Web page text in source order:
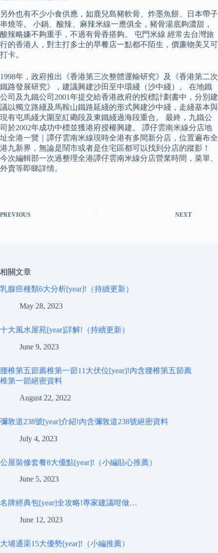
另外也有不少小食供應，如鹿兒島豬軟骨、炸墨魚餅、日本帶子
串燒等。 小鍋、酸辣、麻辣米線一應俱全，豬骨湯底夠濃甜，
酸辣略嫌不夠重手，不過有骨香搭夠。 屯門米線 經常去台灣旅
行的香港人，對主打多士的早餐店一點都不陌生，價廉物美又可
打卡。
1998年，政府推出《香港第三次整體運輸研究》及《香港第二次
鐵路發展研究》，建議興建沙田至中環綫（沙中綫）。 在地鐵
公司及九鐵公司2001年提交給香港政府的投標計劃書中，分別建
議以獨立路綫及馬鞍山鐵路延綫的形式興建沙中綫，走綫基本與
現有屯馬綫大圍至紅磡段及東鐵綫過海段重合。 最終，九鐵公
司於2002年成功中標並獲港府授權興建。 譚仔雲南米線分店地
址全港一覽｜譚仔雲南米線現時全港有多間新分店，位置遍布全
港九新界，無論是鬧市或者是住宅區都可以找到分店的蹤影！
今次編輯部一次過整理全港譚仔雲南米線分店營業時間，菜單、
外賣等即睇詳情。
PREVIOUS NEXT
相關文章
乳腺癌種類6大分析[year]!（持續更新）
May 28, 2023
十大風水屋苑[year]詳解!（持續更新）
June 9, 2023
腰椎第五節薦椎第一節11大伏位[year]!內含腰椎第五節薦
椎第一節絕密資料
August 22, 2022
彌敦道238號[year]介紹!內含彌敦道238號絕密資料
July 4, 2023
公屋裝修套餐8大優點[year]!（小編貼心推薦）
June 5, 2023
名牌經典包[year]全攻略!專家建議咁做…
June 12, 2023
大埔通渠15大優勢[year]!（小編推薦）